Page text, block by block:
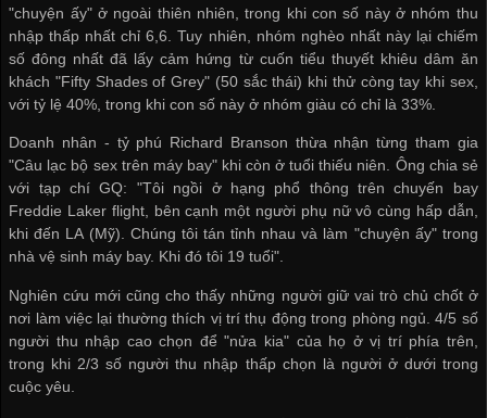
"chuyện ấy" ở ngoài thiên nhiên, trong khi con số này ở nhóm thu
nhập thấp nhất chỉ 6,6. Tuy nhiên, nhóm nghèo nhất này lại chiếm
số đông nhất đã lấy cảm hứng từ cuốn tiểu thuyết khiêu dâm ăn
khách "Fifty Shades of Grey" (50 sắc thái) khi thử còng tay khi sex,
với tỷ lệ 40%, trong khi con số này ở nhóm giàu có chỉ là 33%.
Doanh nhân - tỷ phú Richard Branson thừa nhận từng tham gia
"Câu lạc bộ sex trên máy bay" khi còn ở tuổi thiếu niên. Ông chia sẻ
với tạp chí GQ: "Tôi ngồi ở hạng phổ thông trên chuyến bay
Freddie Laker flight, bên cạnh một người phụ nữ vô cùng hấp dẫn,
khi đến LA (Mỹ). Chúng tôi tán tỉnh nhau và làm "chuyện ấy" trong
nhà vệ sinh máy bay. Khi đó tôi 19 tuổi".
Nghiên cứu mới cũng cho thấy những người giữ vai trò chủ chốt ở
nơi làm việc lại thường thích vị trí thụ động trong phòng ngủ. 4/5 số
người thu nhập cao chọn để "nửa kia" của họ ở vị trí phía trên,
trong khi 2/3 số người thu nhập thấp chọn là người ở dưới trong
cuộc yêu.